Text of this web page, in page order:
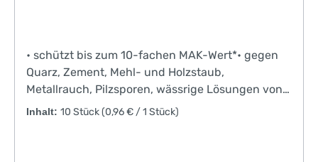
• schützt bis zum 10-fachen MAK-Wert*• gegen
Quarz, Zement, Mehl- und Holzstaub,
Metallrauch, Pilzsporen, wässrige Lösungen von
Pflanzenschutzmitteln• Ausatemventil verringert
Inhalt: 10 Stück(0,96 € / 1 Stück)